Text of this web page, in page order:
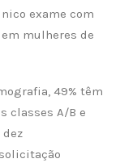
exame com
mulheres de
49% têm
classes A/B e
dez